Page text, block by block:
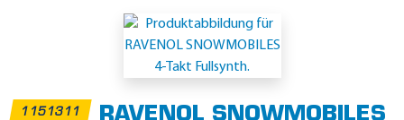
b1151311
RAVENOL SNOWMOBILES